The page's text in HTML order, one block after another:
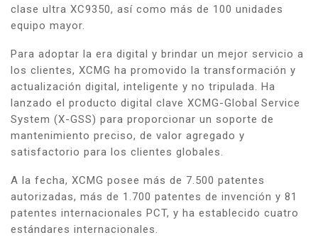
clase ultra XC9350, así como más de 100 unidades
equipo mayor.
Para adoptar la era digital y brindar un mejor servicio a
los clientes, XCMG ha promovido la transformación y
actualización digital, inteligente y no tripulada. Ha
lanzado el producto digital clave XCMG-Global Service
System (X-GSS) para proporcionar un soporte de
mantenimiento preciso, de valor agregado y
satisfactorio para los clientes globales.
A la fecha, XCMG posee más de 7.500 patentes
autorizadas, más de 1.700 patentes de invención y 81
patentes internacionales PCT, y ha establecido cuatro
estándares internacionales.